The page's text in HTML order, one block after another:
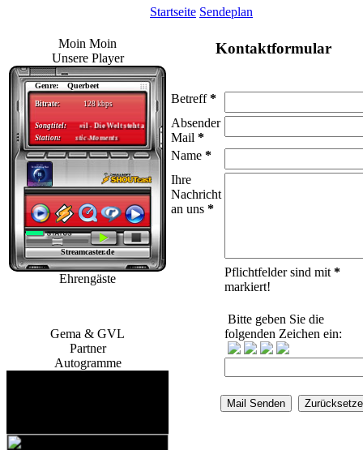
Startseite Sendeplan
Moin Moin
Unsere Player
Ehrengäste
Gema & GVL
Partner
Autogramme
Kontaktformular
Betreff*
Absender
Mail *
Name *
Ihre
Nachricht
an uns *
Pflichtfelder sind mit *
markiert!
Bitte geben Sie die
folgenden Zeichen ein: